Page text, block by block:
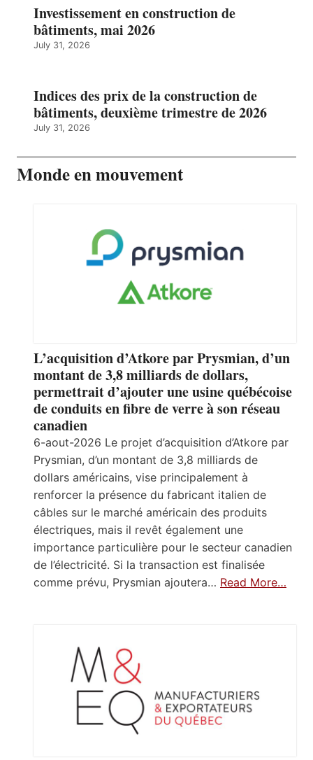
Investissement en construction de
bâtiments, mai 2026
July 31, 2026
Indices des prix de la construction de
bâtiments, deuxième trimestre de 2026
July 31, 2026
Monde en mouvement
L’acquisition d’Atkore par Prysmian, d’un
montant de 3,8 milliards de dollars,
permettrait d’ajouter une usine québécoise
de conduits en fibre de verre à son réseau
canadien
6-aout-2026 Le projet d’acquisition d’Atkore par
Prysmian, d’un montant de 3,8 milliards de
dollars américains, vise principalement à
renforcer la présence du fabricant italien de
câbles sur le marché américain des produits
électriques, mais il revêt également une
importance particulière pour le secteur canadien
de l’électricité. Si la transaction est finalisée
comme prévu, Prysmian ajoutera… Read More…